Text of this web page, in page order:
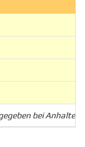
bei